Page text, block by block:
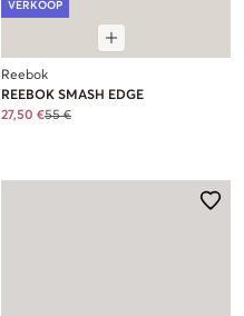
VERKOOP
Reebok
REEBOK SMASH EDGE
27,50 €55 €